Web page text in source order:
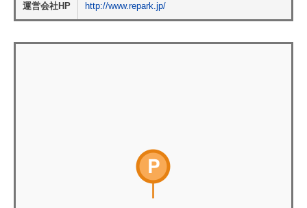
運営会社HP http://www.repark.jp/